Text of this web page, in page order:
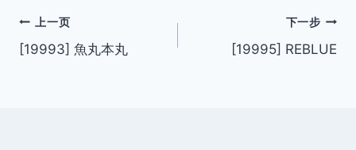
文
章
上一页
[19993] 魚丸本丸
下一步
[19995] REBLUE